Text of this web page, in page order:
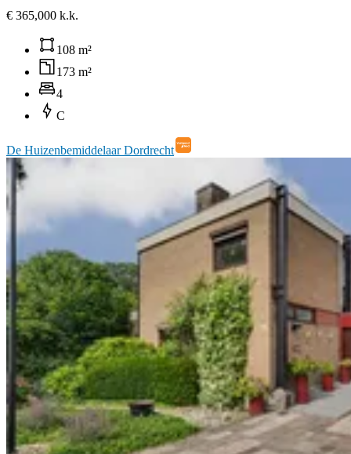
€ 365,000 k.k.
108 m²
173 m²
4
C
De Huizenbemiddelaar Dordrecht